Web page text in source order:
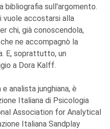
bibliografia sull'argomento.
vuole accostarsi alla
chi, già conoscendola,
ne accompagnò la
E, soprattutto, un
a Dora Kalff.
analista junghiana, è
Italiana di Psicologia
Association for Analytical
Italiana Sandplay